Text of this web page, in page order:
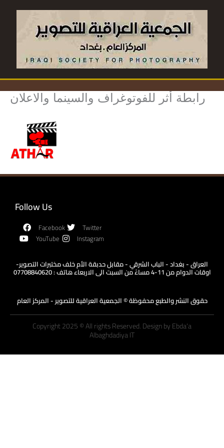
رابطة أثر للفوتوغراف والسينما والاعلان
Follow Us
Facebook
Twitter
YouTube
Instagram
العراق - بغداد - الباب الشرقي - مقابل حدبقة الأم خلف مختبرات التصوير-
اوقات الدوام من 11-4 مساءً من السبت الى الاربعاء هاتف : 07708840620
حقوق النشر والطبع محفوظة © الجمعية العراقية للتصوير - المركز العام
Copyright 2025 © All rights Reserved. Design by Ebda'a
Albaghdadiya IT